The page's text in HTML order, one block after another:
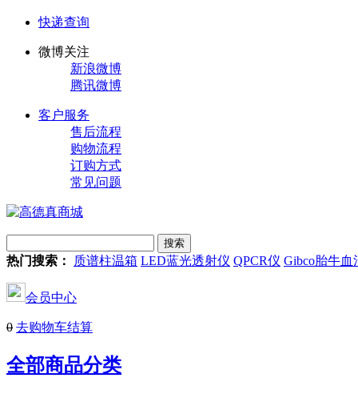
快递查询
微博关注
新浪微博
腾讯微博
客户服务
售后流程
购物流程
订购方式
常见问题
热门搜索： 质谱柱温箱 LED蓝光透射仪 QPCR仪 Gibco胎牛血
会员中心
0 去购物车结算
全部商品分类